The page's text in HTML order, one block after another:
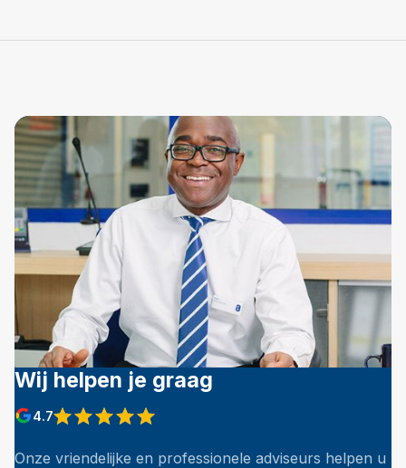
Wij helpen je graag
4.7
Onze vriendelijke en professionele adviseurs helpen u